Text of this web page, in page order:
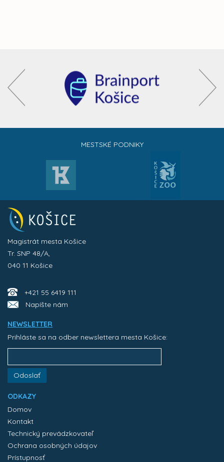
MESTSKÉ PODNIKY
Magistrát mesta Košice
Tr. SNP 48/A,
040 11 Košice
+421 55 6419 111
Napíšte nám
NEWSLETTER
Prihláste sa na odber newslettera mesta Košice:
Odoslať
ODKAZY
Domov
Kontakt
Technický prevádzkovateľ
Ochrana osobných údajov
Prístupnosť